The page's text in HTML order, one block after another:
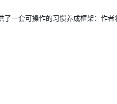
了一套可操作的习惯养成框架：